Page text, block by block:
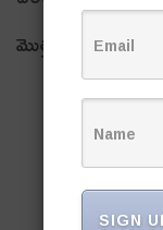
మొత్తంగా 95,285
SIGN